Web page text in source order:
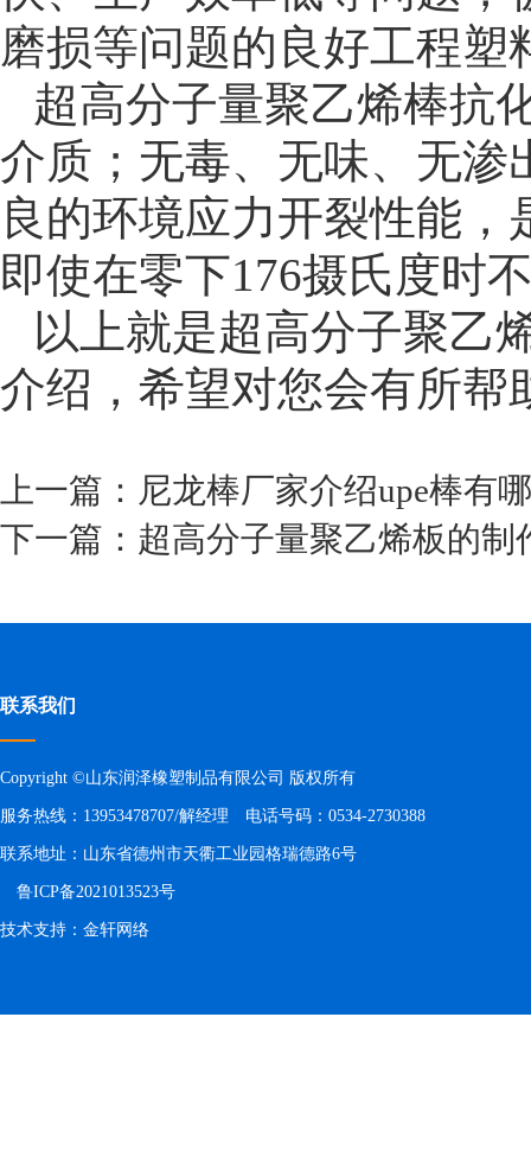
磨损等问题的良好工程塑
超高分子量聚乙烯棒抗
介质；无毒、无味、无渗
良的环境应力开裂性能
即使在零下176摄氏度时
以上就是超高分子聚乙
介绍，希望对您会有所帮
上一篇：尼龙棒厂家介绍upe棒有
下一篇：超高分子量聚乙烯板的制
联系我们
Copyright ©山东润泽橡塑制品有限公司 版权所有
服务热线：13953478707/解经理 电话号码：0534-2730388
联系地址：山东省德州市天衢工业园格瑞德路6号
鲁ICP备2021013523号
技术支持： 金轩网络